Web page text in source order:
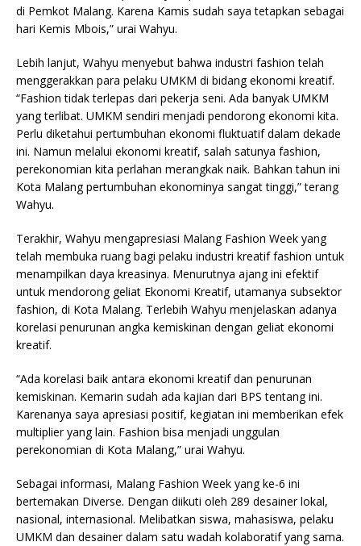
di Pemkot Malang. Karena Kamis sudah saya tetapkan sebagai
hari Kemis Mbois,” urai Wahyu.
Lebih lanjut, Wahyu menyebut bahwa industri fashion telah
menggerakkan para pelaku UMKM di bidang ekonomi kreatif.
“Fashion tidak terlepas dari pekerja seni. Ada banyak UMKM
yang terlibat. UMKM sendiri menjadi pendorong ekonomi kita.
Perlu diketahui pertumbuhan ekonomi fluktuatif dalam dekade
ini. Namun melalui ekonomi kreatif, salah satunya fashion,
perekonomian kita perlahan merangkak naik. Bahkan tahun ini
Kota Malang pertumbuhan ekonominya sangat tinggi,” terang
Wahyu.
Terakhir, Wahyu mengapresiasi Malang Fashion Week yang
telah membuka ruang bagi pelaku industri kreatif fashion untuk
menampilkan daya kreasinya. Menurutnya ajang ini efektif
untuk mendorong geliat Ekonomi Kreatif, utamanya subsektor
fashion, di Kota Malang. Terlebih Wahyu menjelaskan adanya
korelasi penurunan angka kemiskinan dengan geliat ekonomi
kreatif.
“Ada korelasi baik antara ekonomi kreatif dan penurunan
kemiskinan. Kemarin sudah ada kajian dari BPS tentang ini.
Karenanya saya apresiasi positif, kegiatan ini memberikan efek
multiplier yang lain. Fashion bisa menjadi unggulan
perekonomian di Kota Malang,” urai Wahyu.
Sebagai informasi, Malang Fashion Week yang ke-6 ini
bertemakan Diverse. Dengan diikuti oleh 289 desainer lokal,
nasional, internasional. Melibatkan siswa, mahasiswa, pelaku
UMKM dan desainer dalam satu wadah kolaboratif yang sama.